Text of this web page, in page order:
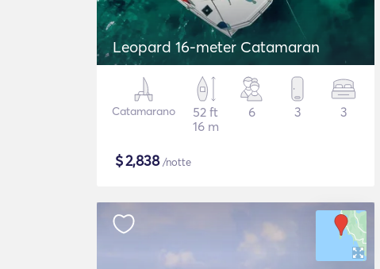
Leopard 16-meter Catamaran
Catamarano
52 ft
16 m
6 3 3
$2,838/notte